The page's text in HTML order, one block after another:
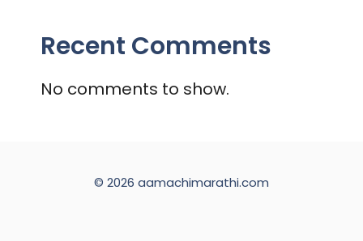
Recent Comments
No comments to show.
© 2026 aamachimarathi.com